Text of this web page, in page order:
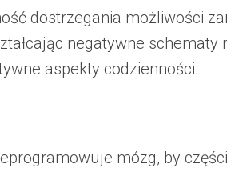
dostrzegania możliwości
negatywne
aspekty codzienności.
mózg, by